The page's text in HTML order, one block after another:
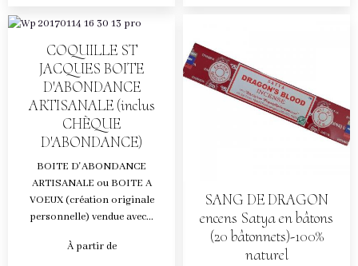
COQUILLE ST
JACQUES BOITE
D'ABONDANCE
ARTISANALE (inclus
CHÈQUE
D'ABONDANCE)
BOITE D'ABONDANCE
ARTISANALE ou BOITE A
VOEUX (création originale
personnelle) vendue avec...
À partir de
SANG DE DRAGON
encens Satya en bâtons
(20 bâtonnets)-100%
naturel